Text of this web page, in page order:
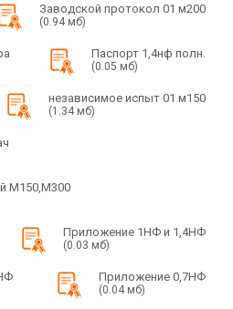
Заводской протокол 01 м200
(0.94 мб)
Паспорт 1,4нф полн.
(0.05 мб)
независимое испыт 01 м150
(1.34 мб)
М150,М300
Приложение 1НФ и 1,4НФ
(0.03 мб)
Приложение 0,7НФ
(0.04 мб)